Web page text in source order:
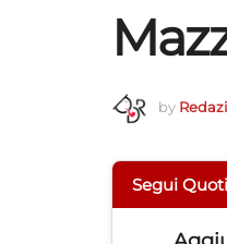
by
Segui